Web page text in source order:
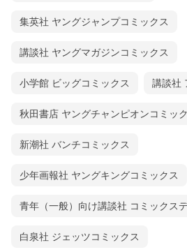
集英社 ヤングジャンプコミックス
講談社 ヤングマガジンコミックス
小学館 ビッグコミックス 講談社
秋田書店 ヤングチャンピオンコミッ
新潮社 バンチコミックス
少年画報社 ヤングキングコミックス
青年（一般）向け講談社 コミックス
白泉社 ジェッツコミックス